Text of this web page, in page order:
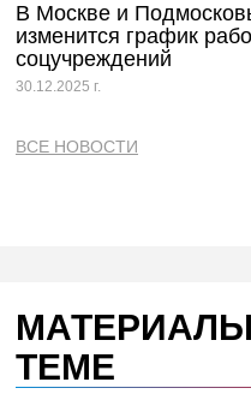
В Москве и
изменится график
соцучреждений
30.12.2025 г.
ВСЕ НОВОСТИ
ТЕМЕ